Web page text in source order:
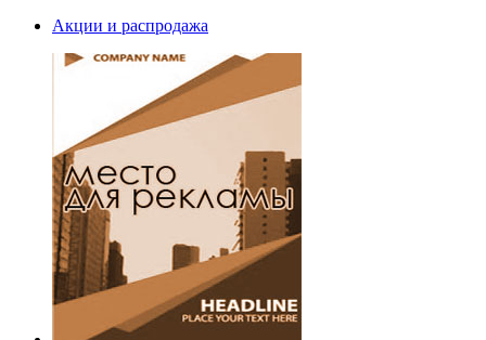
Акции и распродажа